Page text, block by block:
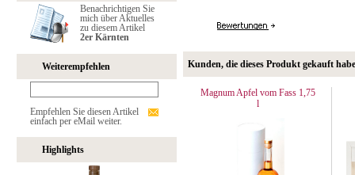
Benachrichtigen Sie
mich über Aktuelles
zu diesem Artikel
2er Kärnten
Weiterempfehlen
Empfehlen Sie diesen Artikel
einfach per eMail weiter.
Highlights
Kunden, die dieses Produkt gekauft
Magnum Apfel vom Fass 1,75
l